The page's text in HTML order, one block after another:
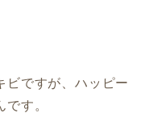
ビですが、ハッピー
す。